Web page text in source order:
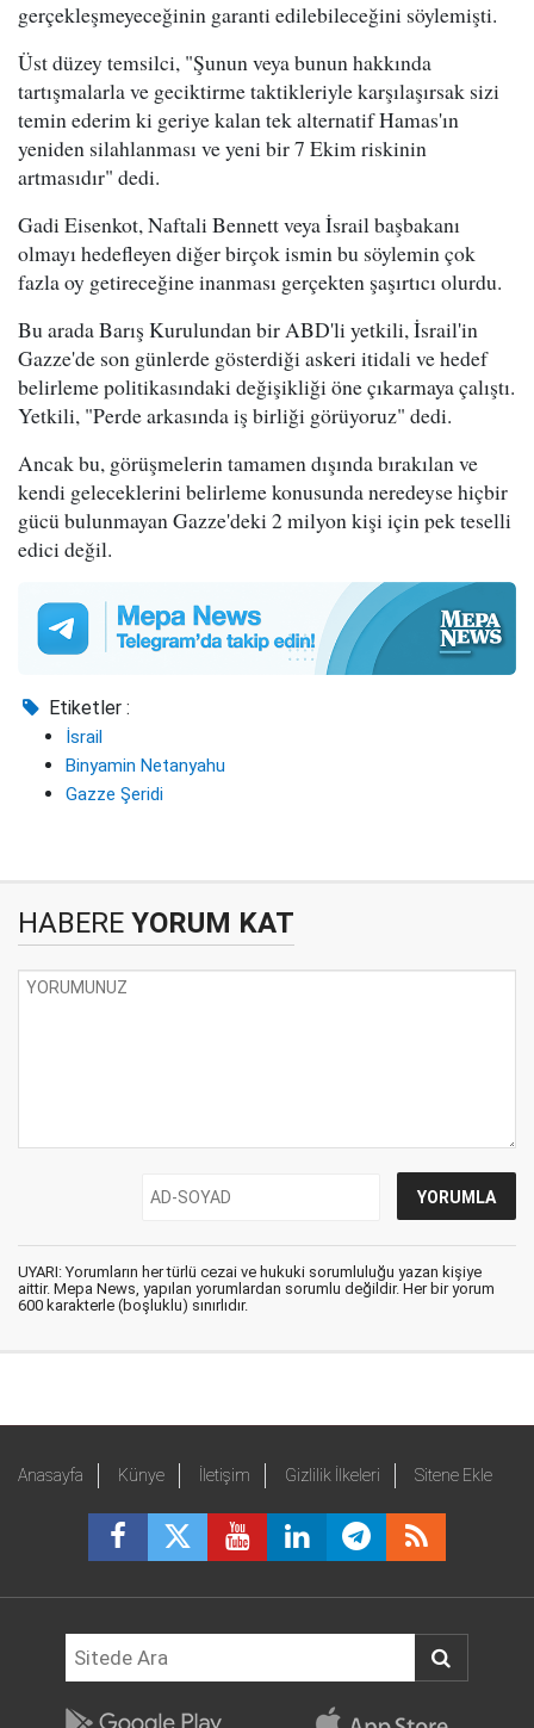
gerçekleşmeyeceğinin garanti edilebileceğini söylemişti.
Üst düzey temsilci, "Şunun veya bunun hakkında
tartışmalarla ve geciktirme taktikleriyle karşılaşırsak sizi
temin ederim ki geriye kalan tek alternatif Hamas'ın
yeniden silahlanması ve yeni bir 7 Ekim riskinin
artmasıdır" dedi.
Gadi Eisenkot, Naftali Bennett veya İsrail başbakanı
olmayı hedefleyen diğer birçok ismin bu söylemin çok
fazla oy getireceğine inanması gerçekten şaşırtıcı olurdu.
Bu arada Barış Kurulundan bir ABD'li yetkili, İsrail'in
Gazze'de son günlerde gösterdiği askeri itidali ve hedef
belirleme politikasındaki değişikliği öne çıkarmaya çalıştı.
Yetkili, "Perde arkasında iş birliği görüyoruz" dedi.
Ancak bu, görüşmelerin tamamen dışında bırakılan ve
kendi geleceklerini belirleme konusunda neredeyse hiçbir
gücü bulunmayan Gazze'deki 2 milyon kişi için pek teselli
edici değil.
Etiketler :
İsrail
Binyamin Netanyahu
Gazze Şeridi
HABERE YORUM KAT
UYARI: Yorumların her türlü cezai ve hukuki sorumluluğu yazan kişiye
aittir. Mepa News, yapılan yorumlardan sorumlu değildir. Her bir yorum
600 karakterle (boşluklu) sınırlıdır.
Anasayfa Künye İletişim Gizlilik İlkeleri Sitene Ekle